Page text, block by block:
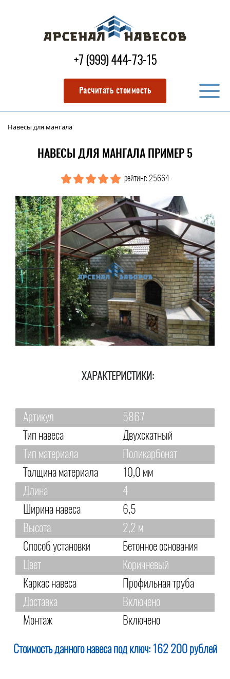
+7 (999) 444-73-15
Расчитать стоимость
Навесы для мангала
НАВЕСЫ ДЛЯ МАНГАЛА ПРИМЕР 5
рейтинг: 25664
ХАРАКТЕРИСТИКИ:
Артикул
5867
Тип навеса
Двухскатный
Тип материала
Поликарбонат
Толщина материала
10,0 мм
Длина
4
Ширина навеса
6,5
Высота
2,2 м
Способ установки
Бетонное основания
Цвет
Коричневый
Каркас навеса
Профильная труба
Доставка
Включено
Монтаж
Включено
Стоимость данного навеса под ключ: 162 200 рублей